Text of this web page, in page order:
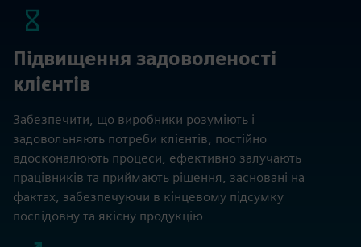
Підвищення задоволеності
клієнтів
Забезпечити, що виробники розуміють і
задовольняють потреби клієнтів, постійно
вдосконалюють процеси, ефективно залучають
працівників та приймають рішення, засновані на
фактах, забезпечуючи в кінцевому підсумку
послідовну та якісну продукцію